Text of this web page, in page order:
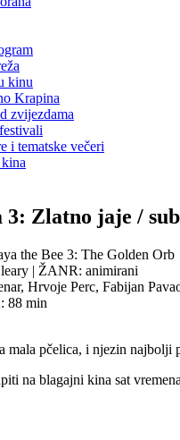
kinu
Krapina
zvijezdama
i tematske večeri
Zlatno jaje /
the Bee 3: The Golden Orb
| ŽANR: animirani
Hrvoje Perc, Fabijan
88 min
mala pčelica, i njezin najbolji
na blagajni kina sat